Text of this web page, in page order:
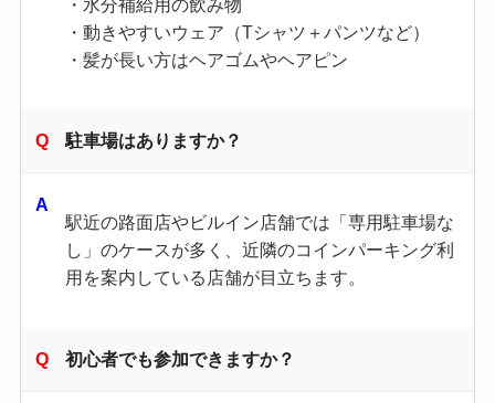
・動きやすいウェア（Tシャツ＋パンツなど）
・髪が長い方はヘアゴムやヘアピン
駐車場はありますか？
駅近の路面店やビルイン店舗では「専用駐車場な
し」のケースが多く、近隣のコインパーキング利
用を案内している店舗が目立ちます。
初心者でも参加できますか？